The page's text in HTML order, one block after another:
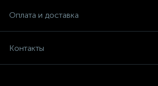
Оплата и доставка
Контакты